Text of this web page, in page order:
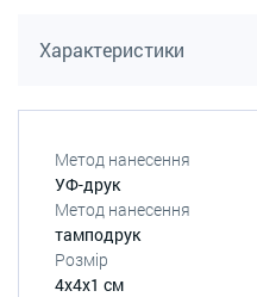
Характеристики
Метод нанесення
УФ-друк
Метод нанесення
тамподрук
Розмір
4x4x1 см